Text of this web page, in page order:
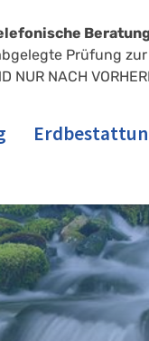
Prüfung
NUR NACH